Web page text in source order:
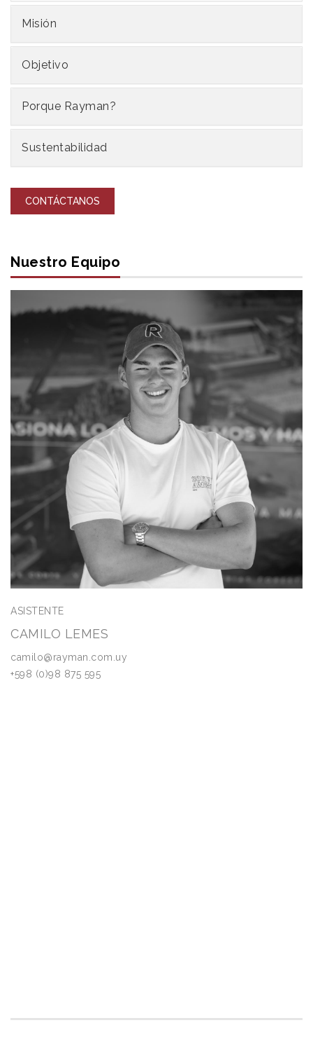
Misión
Objetivo
Porque Rayman?
Sustentabilidad
CONTÁCTANOS
Nuestro Equipo
ASISTENTE
CAMILO LEMES
camilo@rayman.com.uy
+598 (0)98 875 595